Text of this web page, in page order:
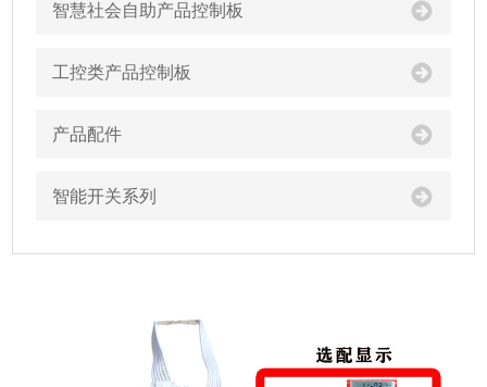
智慧社会自助产品控制板
工控类产品控制板
产品配件
智能开关系列